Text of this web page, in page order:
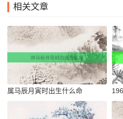
相关文章
属马辰月寅时出生什么命